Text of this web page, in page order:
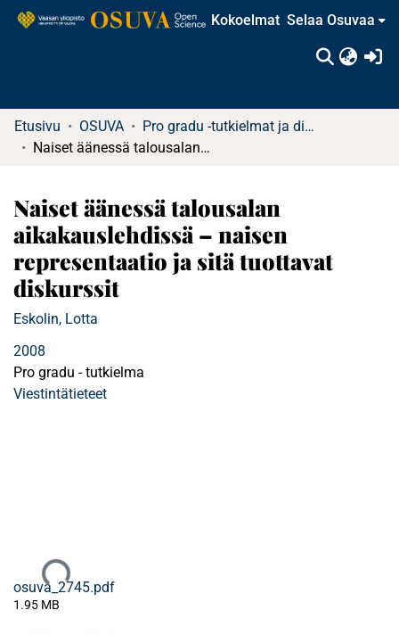
Kokoelmat Selaa Osuvaa
Etusivu OSUVA
Pro gradu -tutkielmat ja diplomityöt
Naiset äänessä talousalan aikakauslehdissä – naisen representaatio ja sitä tuottavat diskurssit
Naiset äänessä talousalan
aikakauslehdissä – naisen
representaatio ja sitä tuottavat
diskurssit
Eskolin, Lotta
2008
Pro gradu - tutkielma
Viestintätieteet
Ladataan...
osuva_2745.pdf
1.95 MB